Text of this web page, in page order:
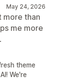
May 24, 2026
more than
me more
theme
We're